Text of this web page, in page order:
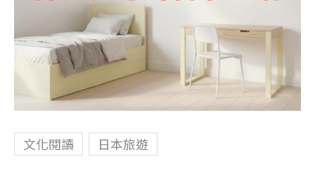
文化閱讀 日本旅遊